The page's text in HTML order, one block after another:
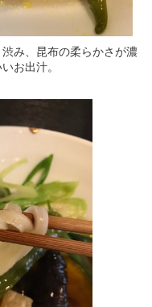
み、昆布の柔らかさが濃
お出汁。